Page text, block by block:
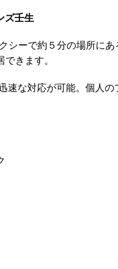
ズ壬生
シーで約５分の場所にあ
きます。
速な対応が可能。個人の